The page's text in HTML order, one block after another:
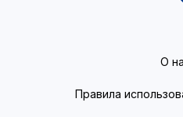
О
Правила